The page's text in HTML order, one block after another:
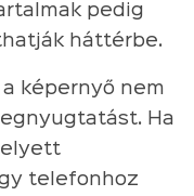
pedig
háttérbe.
képernyő nem
Ha
telefonhoz